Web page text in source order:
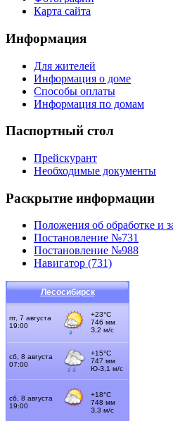
Карта сайта
Информация
Для жителей
Информация о доме
Способы оплаты
Информация по домам
Паспортный стол
Прейскурант
Необходимые документы
Раскрытие информации
Положения об обработке и
Постановление №731
Постановление №988
Навигатор (731)
Лесосибирск